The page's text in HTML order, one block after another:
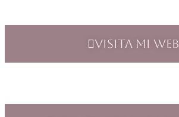
Visita mi web